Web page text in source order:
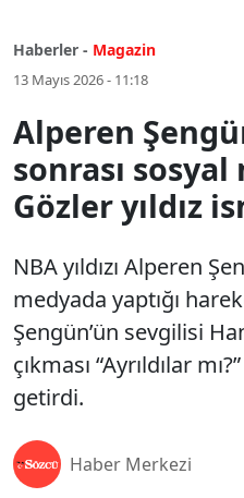
Haberler - Magazin
13 Mayıs 2026 - 11:18
Alperen
sonrası sosyal
Gözler yıldız
NBA yıldızı Alperen
medyada yaptığı
Şengün’ün sevgilisi
çıkması “Ayrıldılar
getirdi.
Haber Merkezi